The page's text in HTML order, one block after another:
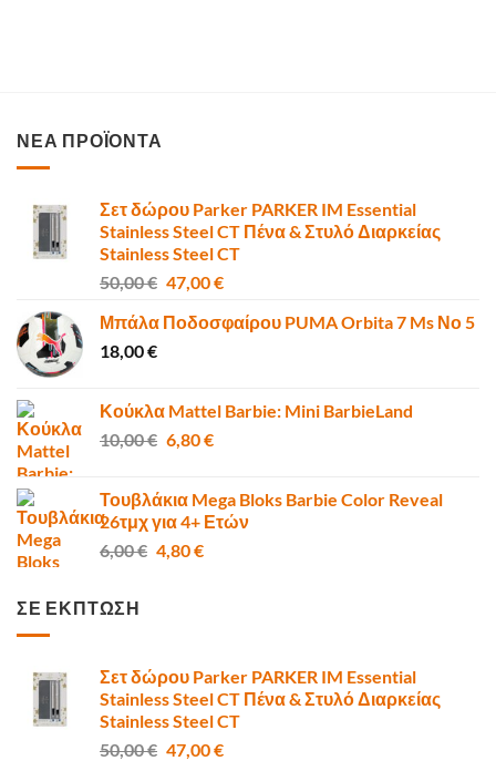
ΝΕΑ ΠΡΟΪΟΝΤΑ
Σετ δώρου Parker PARKER IM Essential
Stainless Steel CT Πένα & Στυλό Διαρκείας
Stainless Steel CT
50,00€ Original
was:
47,00€Η
τιμή
Μπάλα Ποδοσφαίρου PUMA Orbita 7 Ms Νο 5
18,00€
Κούκλα Mattel Barbie: Mini BarbieLand
10,00€ Original
10,00 €.
6,80€Η
είναι:
6,80 €.
Τουβλάκια Mega Bloks Barbie Color Reveal
26τμχ για 4+ Ετών
6,00€ Original
4,80€Η
ΣΕ ΕΚΠΤΩΣΗ
Σετ δώρου Parker PARKER IM Essential
Stainless Steel CT Πένα & Στυλό Διαρκείας
Stainless Steel CT
50,00€ Original
47,00€Η